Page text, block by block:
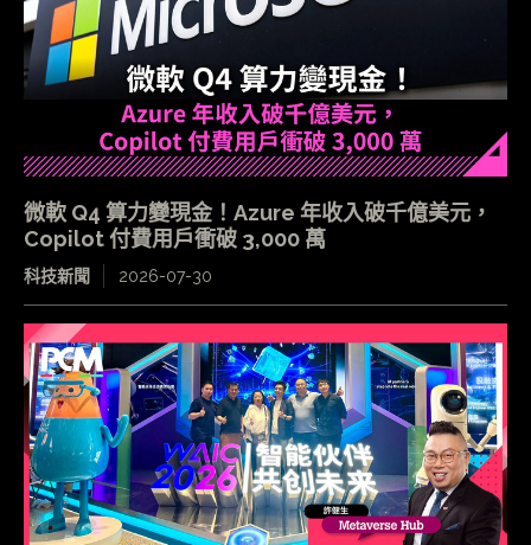
微軟 Q4 算力變現金！Azure 年收入破千億美元，
Copilot 付費用戶衝破 3,000 萬
科技新聞 2026-07-30